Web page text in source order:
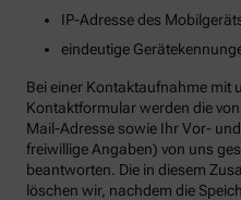
IP-Adresse des
eindeutige
Bei einer Kontaktaufnahme mit
Kontaktformular werden die
Mail-Adresse sowie Ihr Vor-
freiwillige Angaben) von uns
beantworten. Die in diesem
löschen wir, nachdem die